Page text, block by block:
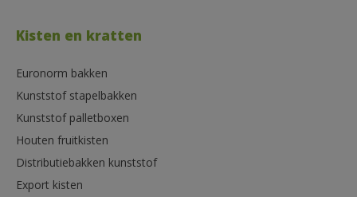
Kisten en kratten
Euronorm bakken
Kunststof stapelbakken
Kunststof palletboxen
Houten fruitkisten
Distributiebakken kunststof
Export kisten